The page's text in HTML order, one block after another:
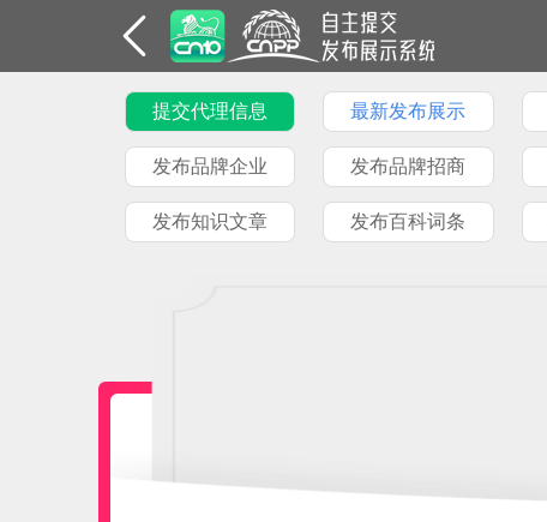
提交代理信息 最新发布展示
发布品牌企业 发布品牌招商
发布知识文章 发布百科词条